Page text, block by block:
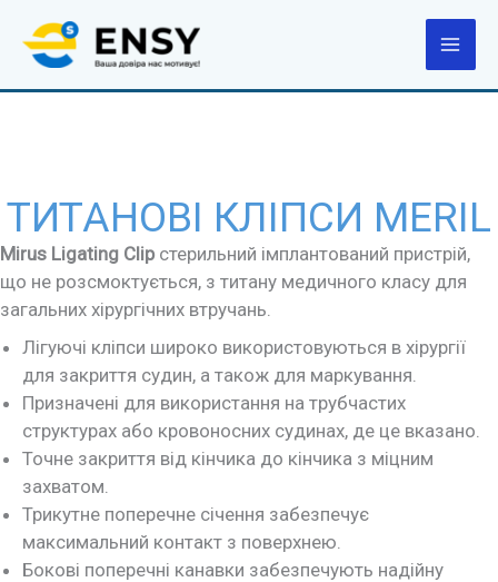
вмісту
ТИТАНОВІ КЛІПСИ MERIL
Mirus Ligating Clip стерильний імплантований пристрій,
що не розсмоктується, з титану медичного класу для
загальних хірургічних втручань.
Лігуючі кліпси широко використовуються в хірургії
для закриття судин, а також для маркування.
Призначені для використання на трубчастих
структурах або кровоносних судинах, де це вказано.
Точне закриття від кінчика до кінчика з міцним
захватом.
Трикутне поперечне січення забезпечує
максимальний контакт з поверхнею.
Бокові поперечні канавки забезпечують надійну